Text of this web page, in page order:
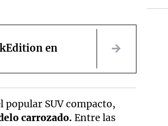
en
popular SUV compacto,
carrozado.Entre las